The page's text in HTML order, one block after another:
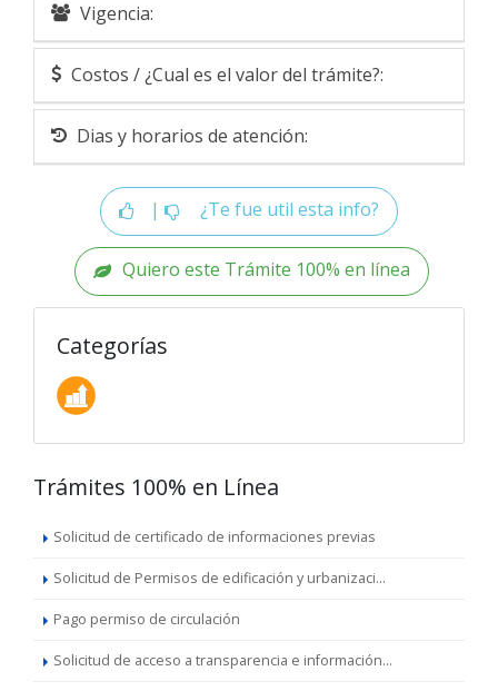
Vigencia:
Costos / ¿Cual es el valor del trámite?:
Dias y horarios de atención:
| ¿Te fue util esta info?
Quiero este Trámite 100% en línea
Categorías
Trámites 100% en Línea
Solicitud de certificado de informaciones previas
Solicitud de Permisos de edificación y urbanizaci...
Pago permiso de circulación
Solicitud de acceso a transparencia e información...